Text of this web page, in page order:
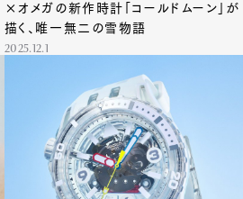
×オメガの新作時計「コールドムーン」が
描く、唯一無二の雪物語
2025.12.1